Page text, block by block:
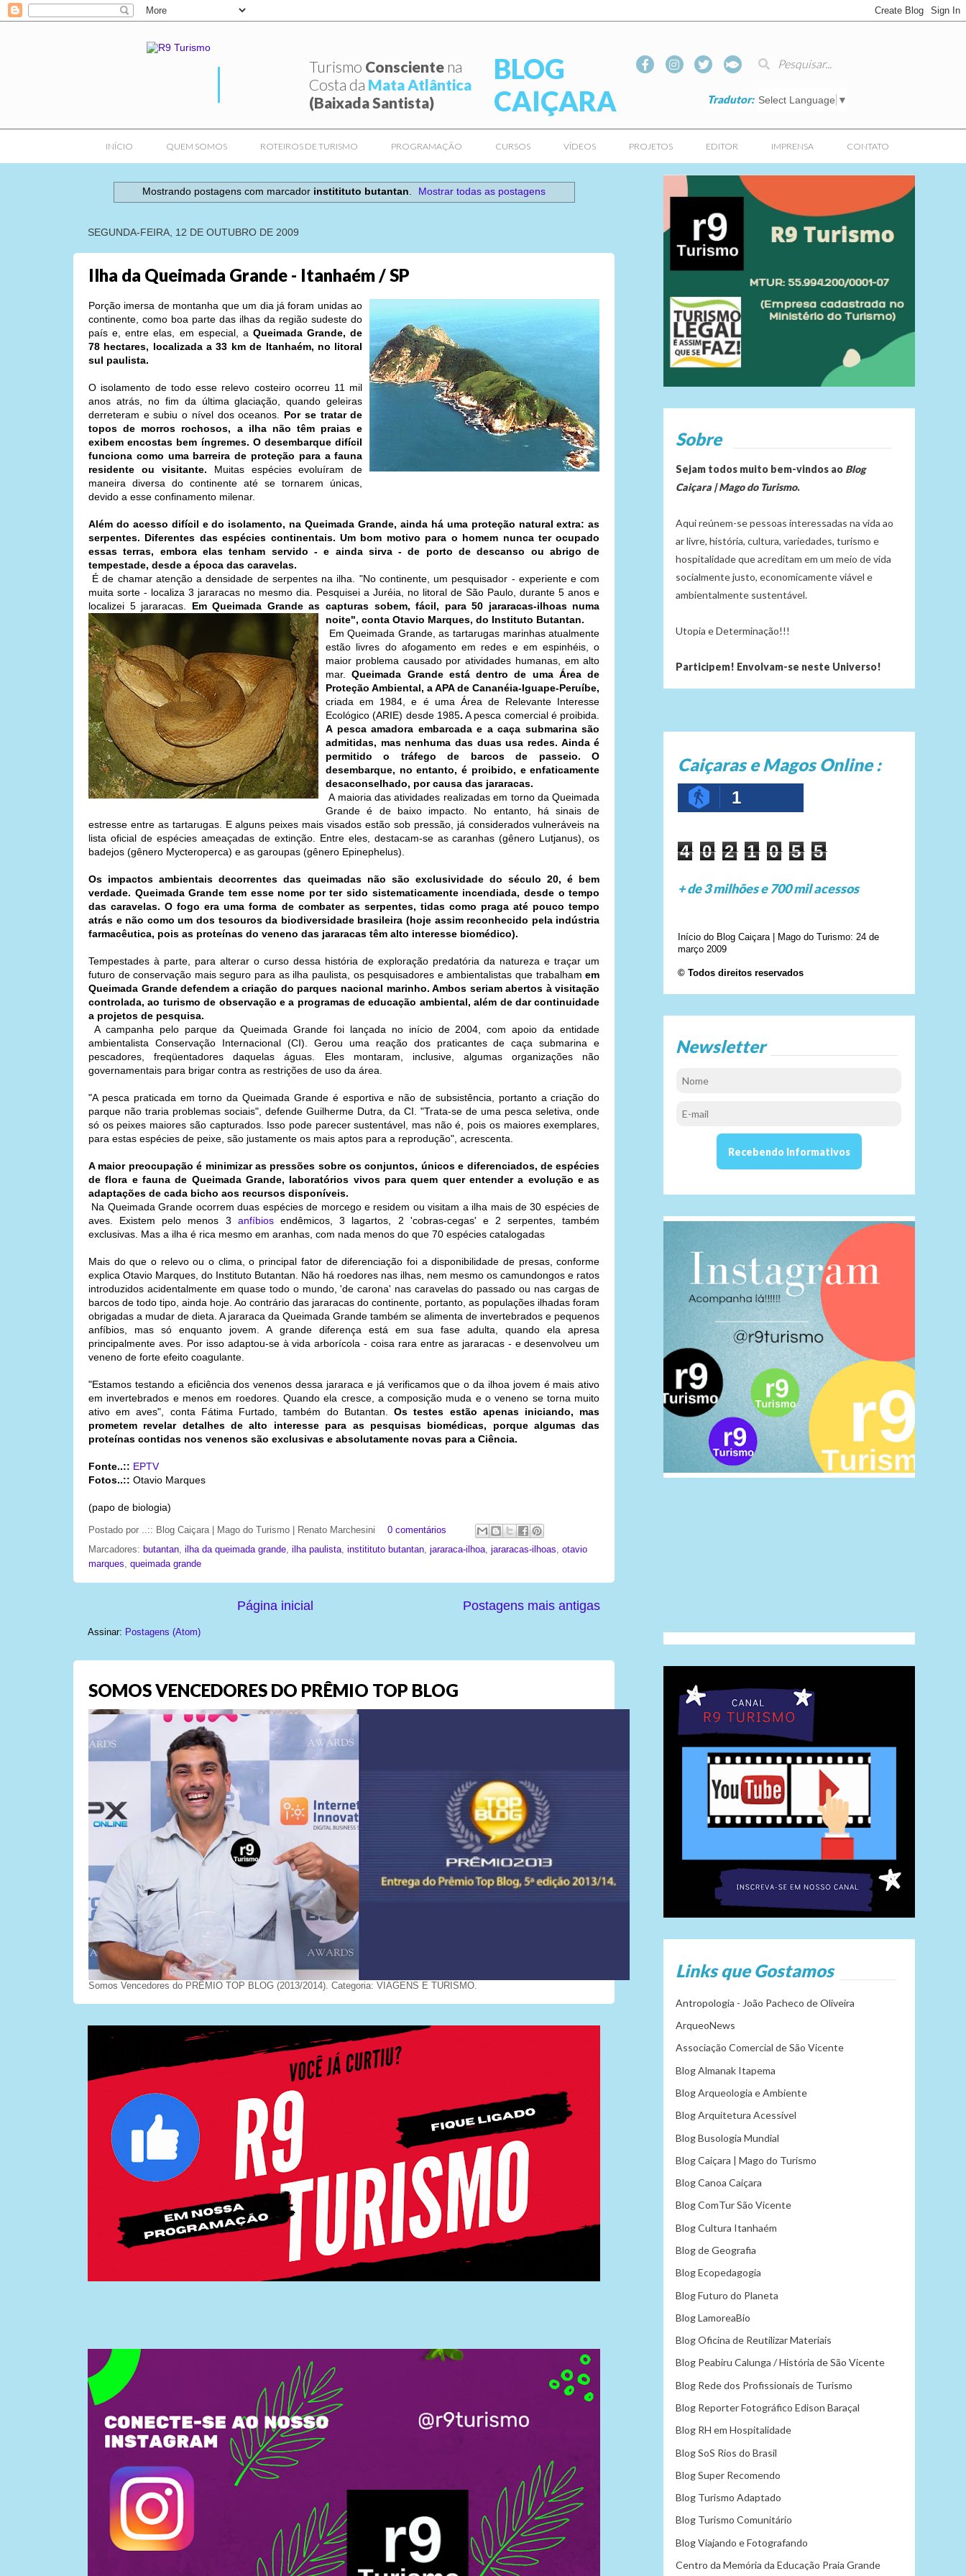
Turismo Consciente na
Costa da Mata Atlântica
(Baixada Santista)
BLOG
CAIÇARA
Select Language ▼
Tradutor:
INÍCIO QUEM SOMOS ROTEIROS DE TURISMO PROGRAMAÇÃO CURSOS VÍDEOS PROJETOS EDITOR IMPRENSA CONTATO
Mostrando postagens com marcador institituto butantan Mostrar todas as postagens
SEGUNDA-FEIRA, 12 DE OUTUBRO DE 2009
Ilha da Queimada Grande - Itanhaém / SP
Porção imersa de montanha que um dia já foram unidas ao
continente, como boa parte das ilhas da região sudeste do
país e, entre elas, em especial, aQueimada Grande, de
78 hectares, localizada a 33 km de Itanhaém, no litoral
sul paulista.
O isolamento de todo esse relevo costeiro ocorreu 11 mil
anos atrás, no fim da última glaciação, quando geleiras
derreteram e subiu o nível dos oceanos. Por se tratar de
topos de morros rochosos, a ilha não têm praias e
exibem encostas bem íngremes. O desembarque difícil
funciona como uma barreira de proteção para a fauna
residente ou visitante. Muitas espécies evoluíram de
maneira diversa do continente até se tornarem únicas,
devido a esse confinamento milenar.
Além do acesso difícil e do isolamento, na Queimada Grande, ainda há uma proteção natural extra: as
serpentes. Diferentes das espécies continentais. Um bom motivo para o homem nunca ter ocupado
essas terras, embora elas tenham servido - e ainda sirva - de porto de descanso ou abrigo de
tempestade, desde a época das caravelas.
É de chamar atenção a densidade de serpentes na ilha. "No continente, um pesquisador - experiente e com
muita sorte - localiza 3 jararacas no mesmo dia. Pesquisei a Juréia, no litoral de São Paulo, durante 5 anos e
localizei 5 jararacas. Em Queimada Grande as capturas sobem, fácil, para 50 jararacas-ilhoas numa
noite", conta Otavio Marques, do Instituto Butantan.
Em Queimada Grande, as tartarugas marinhas atualmente
estão livres do afogamento em redes e em espinhéis, o
maior problema causado por atividades humanas, em alto
mar.Queimada Grande está dentro de uma Área de
Proteção Ambiental, a APA de Cananéia-Iguape-Peruíbe,
criada em 1984, e é uma Área de Relevante Interesse
Ecológico (ARIE) desde 1985. A pesca comercial é proibida.
A pesca amadora embarcada e a caça submarina são
admitidas, mas nenhuma das duas usa redes. Ainda é
permitido o tráfego de barcos de passeio. O
desembarque, no entanto, é proibido, e enfaticamente
desaconselhado, por causa das jararacas.
A maioria das atividades realizadas em torno da Queimada
Grande é de baixo impacto. No entanto, há sinais de
estresse entre as tartarugas. E alguns peixes mais visados estão sob pressão, já considerados vulneráveis na
lista oficial de espécies ameaçadas de extinção. Entre eles, destacam-se as caranhas (gênero Lutjanus), os
badejos (gênero Mycteroperca) e as garoupas (gênero Epinephelus).
Os impactos ambientais decorrentes das queimadas não são exclusividade do século 20, é bem
verdade. Queimada Grande tem esse nome por ter sido sistematicamente incendiada, desde o tempo
das caravelas. O fogo era uma forma de combater as serpentes, tidas como praga até pouco tempo
atrás e não como um dos tesouros da biodiversidade brasileira (hoje assim reconhecido pela indústria
farmacêutica, pois as proteínas do veneno das jararacas têm alto interesse biomédico).
Tempestades à parte, para alterar o curso dessa história de exploração predatória da natureza e traçar um
futuro de conservação mais seguro para as ilha paulista, os pesquisadores e ambientalistas que trabalhamem
Queimada Grande defendem a criação do parques nacional marinho. Ambos seriam abertos à visitação
controlada, ao turismo de observação e a programas de educação ambiental, além de dar continuidade
a projetos de pesquisa.
A campanha pelo parque da Queimada Grande foi lançada no início de 2004, com apoio da entidade
ambientalista Conservação Internacional (CI). Gerou uma reação dos praticantes de caça submarina e
pescadores, freqüentadores daquelas águas. Eles montaram, inclusive, algumas organizações não
governamentais para brigar contra as restrições de uso da área.
"A pesca praticada em torno da Queimada Grande é esportiva e não de subsistência, portanto a criação do
parque não traria problemas sociais", defende Guilherme Dutra, da CI. "Trata-se de uma pesca seletiva, onde
só os peixes maiores são capturados. Isso pode parecer sustentável, mas não é, pois os maiores exemplares,
para estas espécies de peixe, são justamente os mais aptos para a reprodução", acrescenta.
A maior preocupação é minimizar as pressões sobre os conjuntos, únicos e diferenciados, de espécies
de flora e fauna de Queimada Grande, laboratórios vivos para quem quer entender a evolução e as
adaptações de cada bicho aos recursos disponíveis.
Na Queimada Grande ocorrem duas espécies de morcego e residem ou visitam a ilha mais de 30 espécies de
aves. Existem pelo menos 3 anfíbiosendêmicos, 3 lagartos, 2 'cobras-cegas' e 2 serpentes, também
exclusivas. Mas a ilha é rica mesmo em aranhas, com nada menos do que 70 espécies catalogadas
Mais do que o relevo ou o clima, o principal fator de diferenciação foi a disponibilidade de presas, conforme
explica Otavio Marques, do Instituto Butantan. Não há roedores nas ilhas, nem mesmo os camundongos e ratos
introduzidos acidentalmente em quase todo o mundo, 'de carona' nas caravelas do passado ou nas cargas de
barcos de todo tipo, ainda hoje. Ao contrário das jararacas do continente, portanto, as populações ilhadas foram
obrigadas a mudar de dieta. A jararaca da Queimada Grande também se alimenta de invertebrados e pequenos
anfíbios, mas só enquanto jovem. A grande diferença está em sua fase adulta, quando ela apresa
principalmente aves. Por isso adaptou-se à vida arborícola - coisa rara entre as jararacas - e desenvolveu um
veneno de forte efeito coagulante.
"Estamos testando a eficiência dos venenos dessa jararaca e já verificamos que o da ilhoa jovem é mais ativo
em invertebrados e menos em roedores. Quando ela cresce, a composição muda e o veneno se torna muito
ativo em aves", conta Fátima Furtado, também do Butantan.Os testes estão apenas iniciando, mas
prometem revelar detalhes de alto interesse para as pesquisas biomédicas, porque algumas das
proteínas contidas nos venenos são exclusivas e absolutamente novas para a Ciência.
Fonte..:: EPTV
Fotos..:: Otavio Marques
(papo de biologia)
Postado por ..:: Blog Caiçara | Mago do Turismo | Renato Marchesini
0 comentários
Marcadores: butantan ilha da queimada grande ilha paulista institituto butantan jararaca-ilhoa jararacas-ilhoas
otavio
marques
queimada grande
Postagens mais antigas
Página inicial
Assinar: Postagens (Atom)
SOMOS VENCEDORES DO PRÊMIO TOP BLOG
Somos Vencedores do PRÊMIO TOP BLOG (2013/2014). Categoria: VIAGENS E TURISMO.
Sobre
Sejam todos muito bem-vindos ao Blog
Caiçara | Mago do Turismo.
Aqui reúnem-se pessoas interessadas na vida ao
ar livre, história, cultura, variedades, turismo e
hospitalidade que acreditam em um meio de vida
socialmente justo, economicamente viável e
ambientalmente sustentável.
Utopia e Determinação!!!
Participem! Envolvam-se neste Universo!
Caiçaras e Magos Online :
1
4 0 2 1 0 5 5
+ de 3 milhões e 700 mil acessos
Início do Blog Caiçara | Mago do Turismo: 24 de
março 2009
© Todos direitos reservados
Newsletter
Links que Gostamos
Antropologia - João Pacheco de Oliveira
ArqueoNews
Associação Comercial de São Vicente
Blog Almanak Itapema
Blog Arqueologia e Ambiente
Blog Arquitetura Acessível
Blog Busologia Mundial
Blog Caiçara | Mago do Turismo
Blog Canoa Caiçara
Blog ComTur São Vicente
Blog Cultura Itanhaém
Blog de Geografia
Blog Ecopedagogia
Blog Futuro do Planeta
Blog LamoreaBio
Blog Oficina de Reutilizar Materiais
Blog Peabiru Calunga / História de São Vicente
Blog Rede dos Profissionais de Turismo
Blog Reporter Fotográfico Edison Baraçal
Blog RH em Hospitalidade
Blog SoS Rios do Brasil
Blog Super Recomendo
Blog Turismo Adaptado
Blog Turismo Comunitário
Blog Viajando e Fotografando
Centro da Memória da Educação Praia Grande